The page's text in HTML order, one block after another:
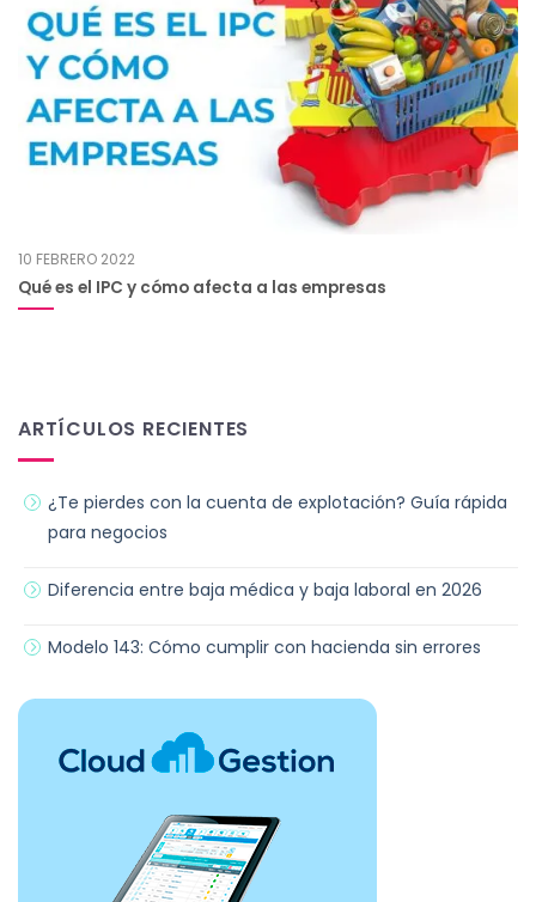
10 FEBRERO 2022
Qué es el IPC y cómo afecta a las empresas
ARTÍCULOS RECIENTES
¿Te pierdes con la cuenta de explotación? Guía rápida
para negocios
Diferencia entre baja médica y baja laboral en 2026
Modelo 143: Cómo cumplir con hacienda sin errores